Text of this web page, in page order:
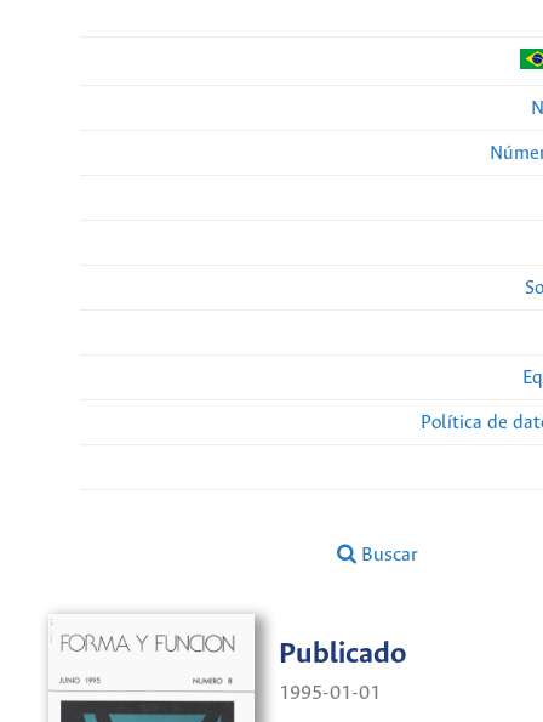
Política de
Buscar
Publicado
1995-01-01